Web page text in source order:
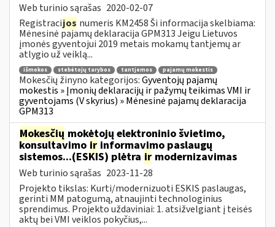
Web turinio sąrašas 2020-02-07
Registracijos numeris KM2458 Ši informacija skelbiama:
Mėnesinė pajamų deklaracija GPM313 Jeigu Lietuvos
įmonės gyventojui 2019 metais mokamų tantjemų ar
atlygio už veiklą...
išmokos stebėtojų tarybos tantjemos pajamų mokestis
Mokesčių žinyno kategorijos:Gyventojų pajamų
mokestis » Įmonių deklaracijų ir pažymų teikimas VMI ir
gyventojams (V skyrius) » Mėnesinė pajamų deklaracija
GPM313
Mokesčių mokėtojų elektroninio švietimo,
konsultavimo ir informavimo paslaugų
sistemos...(ESKIS) plėtra ir modernizavimas
Web turinio sąrašas 2023-11-28
Projekto tikslas: Kurti/modernizuoti ESKIS paslaugas,
gerinti MM patogumą, atnaujinti technologinius
sprendimus. Projekto uždaviniai: 1. atsižvelgiant į teisės
aktų bei VMI veiklos pokyčius,...